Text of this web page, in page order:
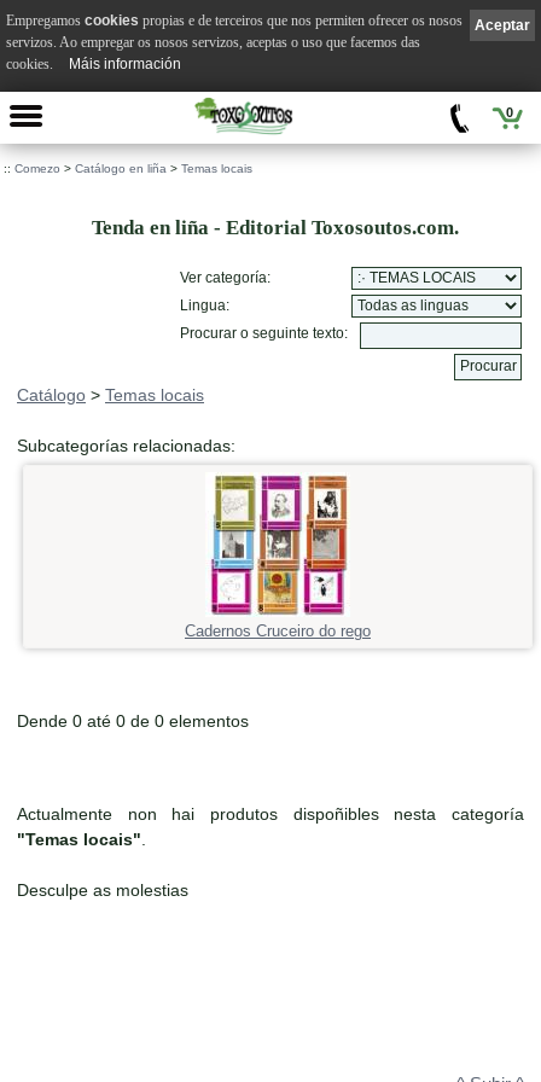
0
:: Comezo > Catálogo en liña > Temas locais
Tenda en liña - Editorial Toxosoutos.com.
Ver categoría:
Lingua:
Procurar o seguinte texto:
Catálogo > Temas locais
Subcategorías relacionadas:
Cadernos Cruceiro do rego
Dende 0 até 0 de 0 elementos
Actualmente non hai produtos dispoñibles nesta categoría
"Temas locais"
Desculpe as molestias
Aceptar
Empregamos cookies propias e de terceiros que nos permiten ofrecer os nosos
servizos. Ao empregar os nosos servizos, aceptas o uso que facemos das
cookies.
Máis información